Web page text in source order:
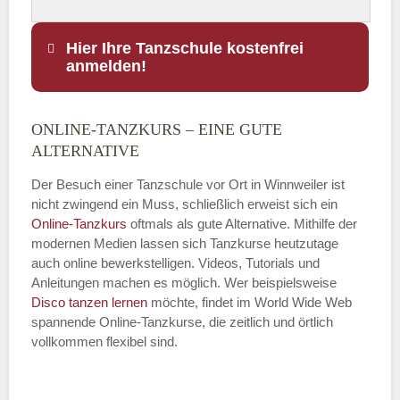
Hier Ihre Tanzschule kostenfrei
anmelden!
Name
E-Mail*
Name der Tanzschule
ONLINE-TANZKURS – EINE GUTE
ALTERNATIVE
Der Besuch einer Tanzschule vor Ort in Winnweiler ist
nicht zwingend ein Muss, schließlich erweist sich ein
Online-Tanzkurs oftmals als gute Alternative. Mithilfe der
modernen Medien lassen sich Tanzkurse heutzutage
auch online bewerkstelligen. Videos, Tutorials und
Anleitungen machen es möglich. Wer beispielsweise
Disco tanzen lernen möchte, findet im World Wide Web
spannende Online-Tanzkurse, die zeitlich und örtlich
vollkommen flexibel sind.